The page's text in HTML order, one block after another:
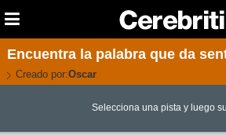
Encuentra la palabra que da
Creado por:Oscar
Selecciona una pista y luego